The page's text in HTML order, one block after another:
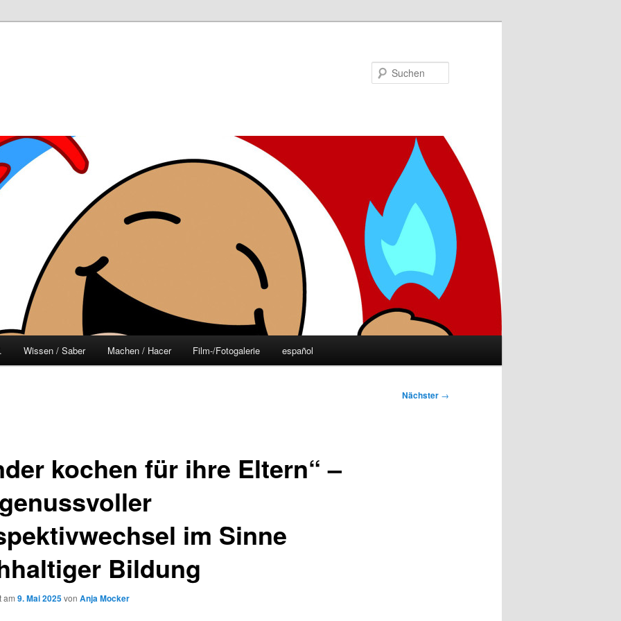
Wissen / Saber Machen / Hacer Film-/Fotogalerie español
Nächster →
kochen für ihre Eltern“ –
im Sinne
Bildung
am 9. Mai 2025von Anja Mocker